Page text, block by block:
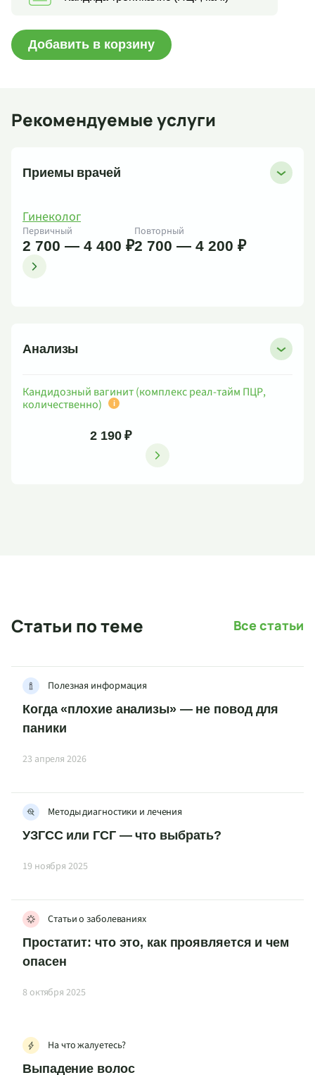
Добавить в корзину
Рекомендуемые услуги
Приемы врачей
Гинеколог
Первичный
2 700 — 4 400 ₽
Повторный
2 700 — 4 200 ₽
Анализы
Кандидозный вагинит (комплекс реал-тайм ПЦР,
количественно)
i
2 190 ₽
Статьи по теме Все статьи
Полезная информация
Когда «плохие анализы» — не повод для
паники
23 апреля 2026
Методы диагностики и лечения
УЗГСС или ГСГ — что выбрать?
19 ноября 2025
Статьи о заболеваниях
Простатит: что это, как проявляется и чем
опасен
8 октября 2025
На что жалуетесь?
Выпадение волос